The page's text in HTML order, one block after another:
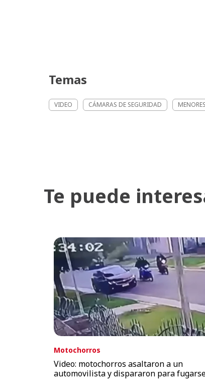
Temas
VIDEO CÁMARAS DE SEGURIDAD MENORES
Te puede
Motochorros
Video: motochorros asaltaron a un
automovilista y dispararon para